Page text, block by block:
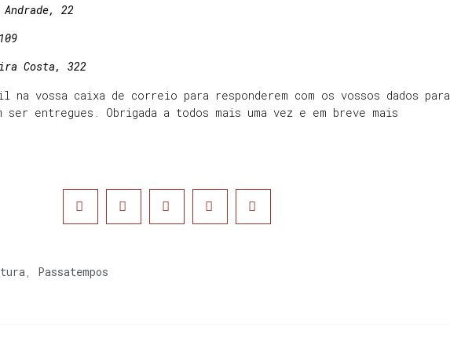
22
Costa, 322
na vossa caixa de correio para responderem com os vossos dados para
ser entregues. Obrigada a todos mais uma vez e em breve mais
, Passatempos